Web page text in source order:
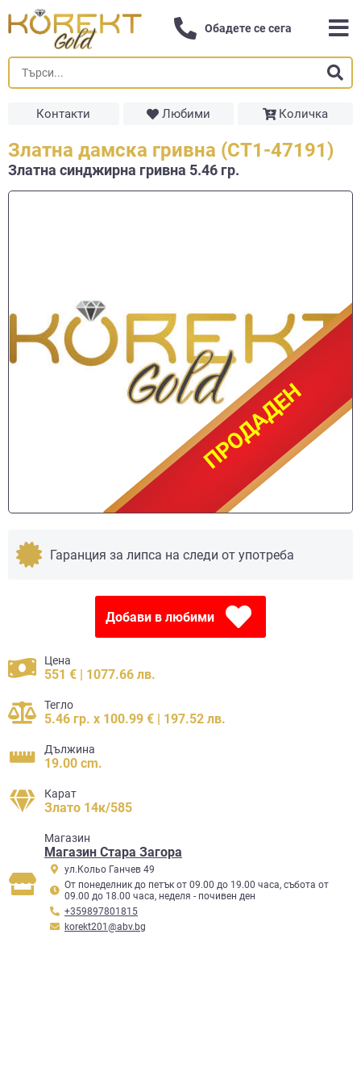
Обадете се сега
Контакти Любими Количка
Златна дамска гривна (СТ1-47191)
Златна синджирна гривнa 5.46 гр.
ПРОДАДЕН
ПРОДАДЕН
Гаранция за липса на следи от употреба
Добави в любими
Цена
551 € | 1077.66 лв.
Тегло
5.46 гр. x 100.99 € | 197.52 лв.
Дължина
19.00 cm.
Карат
Злато 14к/585
Mагазин
Магазин Стара Загора
ул.Кольо Ганчев 49
От понеделник до петък от 09.00 до 19.00 часа, събота от
09.00 до 18.00 часа, неделя - почивен ден
+359897801815
korekt201@abv.bg